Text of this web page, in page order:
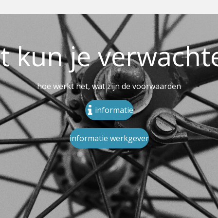
kun je
hoe werkt het, wat zijn de voorwaarden
informatie
informatie werkgever